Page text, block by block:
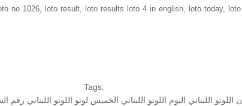
no 1026, loto result, loto results loto 4 in english, loto today,
Tags:
اللوتو اللبناني اليوم اللوتو اللبناني الخميس لوتو اللوتو اللبناني رقم